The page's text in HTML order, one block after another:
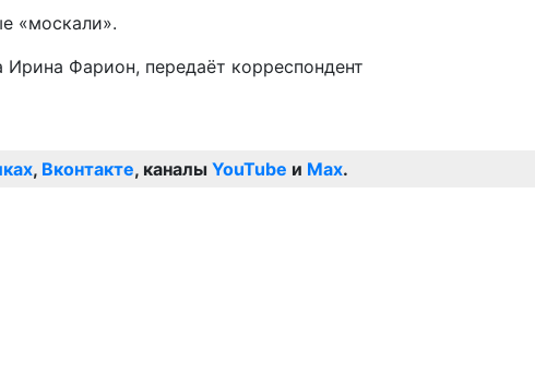
«москали».
Фарион, передаёт корреспондент
, Вконтакте, каналы YouTube и Max.